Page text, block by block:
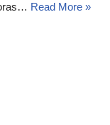
Read More »